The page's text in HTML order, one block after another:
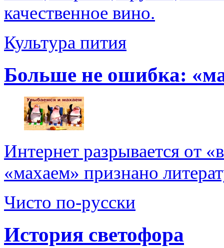
качественное вино.
Культура пития
Больше не ошибка:
Интернет разрывается от
«махаем» признано
Чисто по-русски
История светофора